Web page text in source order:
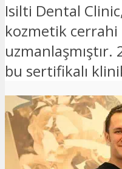
Isilti Dental
kozmetik
uzmanlaşmıştır.
bu sertifikalı